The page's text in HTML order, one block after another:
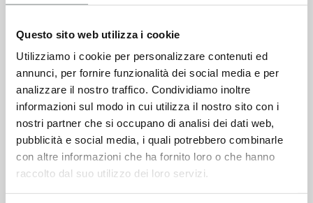
Questo sito web utilizza i cookie
Utilizziamo i cookie per personalizzare contenuti ed
annunci, per fornire funzionalità dei social media e per
analizzare il nostro traffico. Condividiamo inoltre
informazioni sul modo in cui utilizza il nostro sito con i
nostri partner che si occupano di analisi dei dati web,
pubblicità e social media, i quali potrebbero combinarle
con altre informazioni che ha fornito loro o che hanno
raccolto dal suo utilizzo dei loro servizi.